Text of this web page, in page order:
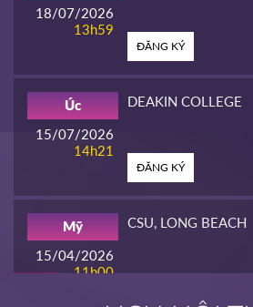
18/07/2026
13h59
ĐĂNG KÝ
15/07/2026
14h21
Úc DEAKIN COLLEGE
ĐĂNG KÝ
15/04/2026
11h00
Mỹ CSU, LONG BEACH